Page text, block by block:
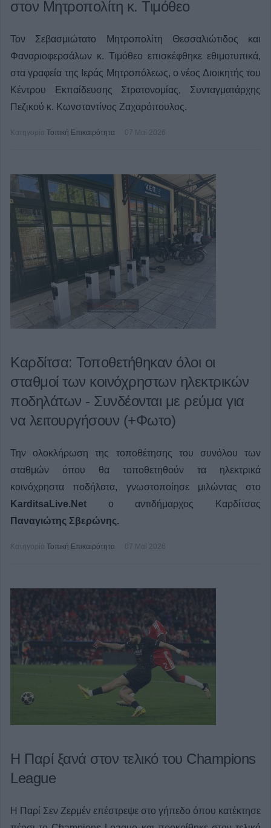
στον Μητροπολίτη κ. Τιμόθεο
Τον Σεβασμιώτατο Μητροπολίτη Θεσσαλιώτιδος και
Φαναριοφερσάλων κ. Τιμόθεο επισκέφθηκε εθιμοτυπικά,
στα γραφεία της Ιεράς Μητροπόλεως, ο νέος Διοικητής του
Κέντρου Εκπαίδευσης Στρατονομίας, Συνταγματάρχης
Πεζικού κ. Κωνσταντίνος Ζαχαρόπουλος.
Κατηγορία Τοπική Επικαιρότητα 07 Μαϊ 2026
Καρδίτσα: Τοποθετήθηκαν όλοι οι
σταθμοί των κοινόχρηστων ηλεκτρικών
ποδηλάτων - Συνδέονται με ρεύμα για
να λειτουργήσουν (+Φωτο)
Την ολοκλήρωση της τοποθέτησης του συνόλου των
σταθμών όπου θα τοποθετηθούν τα ηλεκτρικά
κοινόχρηστα ποδήλατα, γνωστοποίησε μιλώντας στο
KarditsaLive.Net ο αντιδήμαρχος Καρδίτσας
Παναγιώτης Σβερώνης.
Κατηγορία Τοπική Επικαιρότητα 07 Μαϊ 2026
Η Παρί ξανά στον τελικό του Champions
League
Η Παρί Σεν Ζερμέν επέστρεψε στο γήπεδο όπου κατέκτησε